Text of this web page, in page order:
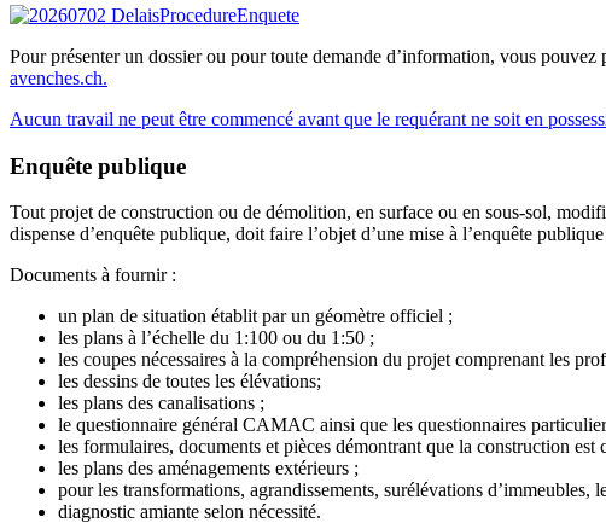
Pour présenter un dossier ou pour toute demande d’information, vous
avenches.ch.
Aucun travail ne peut être commencé avant que le requérant ne soit en
Enquête publique
Tout projet de construction ou de démolition, en surface ou en sous-sol,
dispense d’enquête publique, doit faire l’objet d’une mise à l’enquête
Documents à fournir :
un plan de situation établit par un géomètre officiel ;
les plans à l’échelle du 1:100 ou du 1:50 ;
les coupes nécessaires à la compréhension du projet comprenant les
les dessins de toutes les élévations;
les plans des canalisations ;
le questionnaire général CAMAC ainsi que les questionnaires
les formulaires, documents et pièces démontrant que la construction
les plans des aménagements extérieurs ;
pour les transformations, agrandissements, surélévations
diagnostic amiante selon nécessité.